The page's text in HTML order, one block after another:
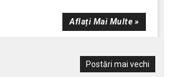
Aflați Mai Multe »
Postări mai vechi